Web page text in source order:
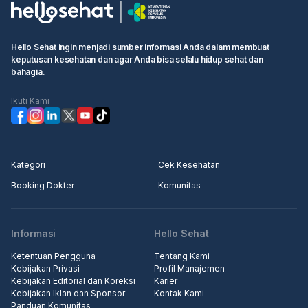
Hello Sehat ingin menjadi sumber informasi Anda dalam membuat
keputusan kesehatan dan agar Anda bisa selalu hidup sehat dan
bahagia.
Ikuti Kami
Kategori
Cek Kesehatan
Booking Dokter
Komunitas
Informasi
Ketentuan Pengguna
Kebijakan Privasi
Kebijakan Editorial dan Koreksi
Kebijakan Iklan dan Sponsor
Panduan Komunitas
Hello Sehat
Tentang Kami
Profil Manajemen
Karier
Kontak Kami